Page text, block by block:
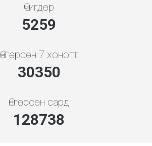
Өчигдөр
5843
Өнгөрсөн 7 хоногт
33722
Өнгөрсөн сард
143042